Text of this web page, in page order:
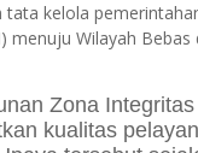
tata kelola
menuju Wilayah
Zona
kualitas